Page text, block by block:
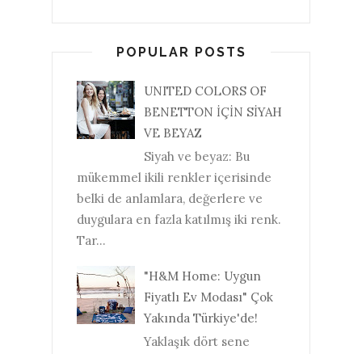
POPULAR POSTS
UNITED COLORS OF
BENETTON İÇİN SİYAH
VE BEYAZ
Siyah ve beyaz: Bu
mükemmel ikili renkler içerisinde
belki de anlamlara, değerlere ve
duygulara en fazla katılmış iki renk.
Tar...
"H&M Home: Uygun
Fiyatlı Ev Modası" Çok
Yakında Türkiye'de!
Yaklaşık dört sene